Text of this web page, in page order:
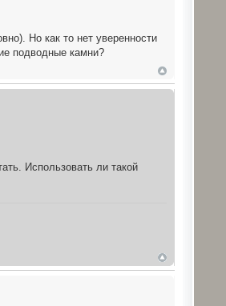
Но как то нет уверенности
подводные камни?
Использовать ли такой